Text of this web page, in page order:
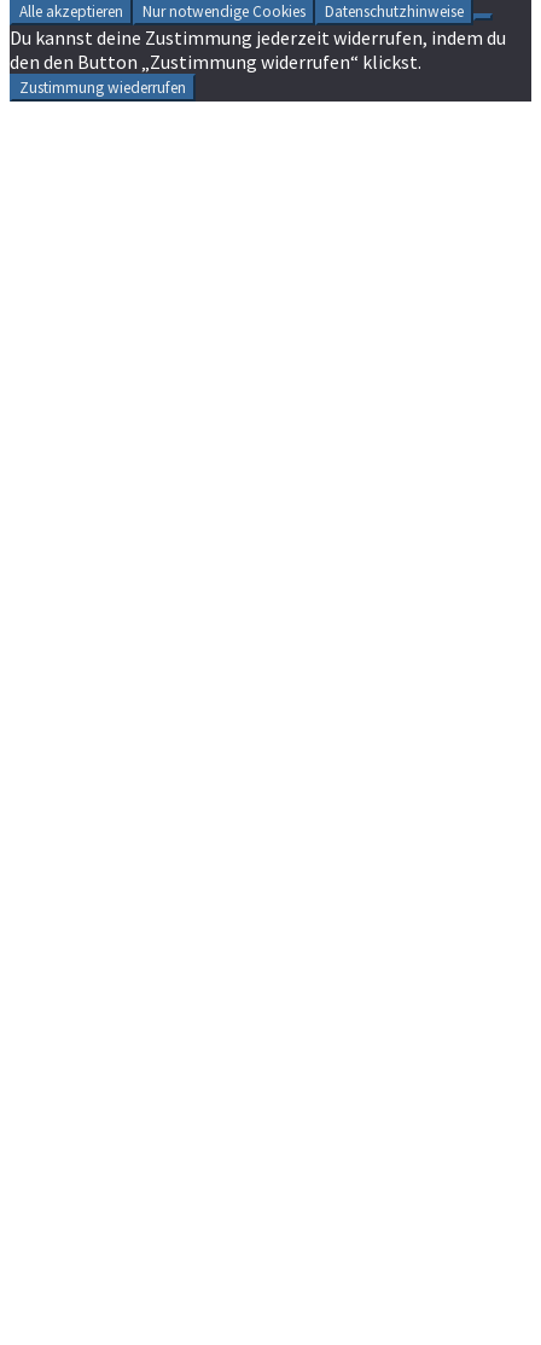
Alle akzeptieren Nur notwendige Cookies Datenschutzhinweise
Du kannst deine Zustimmung jederzeit widerrufen, indem du
den den Button „Zustimmung widerrufen“ klickst.
Zustimmung wiederrufen